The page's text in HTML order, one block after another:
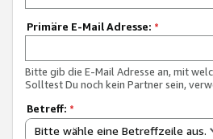
Primäre E-Mail Adresse: *
Bitte gib die E-Mail Adresse an, mit
Solltest Du noch kein Partner sein,
Betreff: *
Bitte wähle eine Betreffzeile aus.